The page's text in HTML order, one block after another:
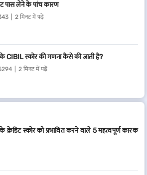
पास लेने के पांच कारण
2 मिनट में पढ़ें
CIBIL स्कोर की गणना कैसे की जाती है?
2 मिनट में पढ़ें
स्कोर को प्रभावित करने वाले 5 महत्वपूर्ण कारक